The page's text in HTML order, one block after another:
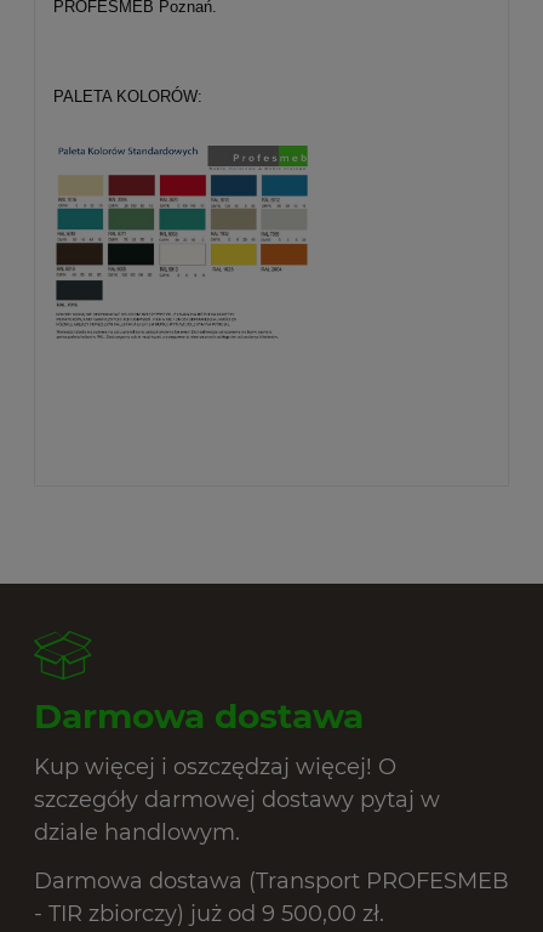
PROFESMEB Poznań.
PALETA KOLORÓW:
Darmowa dostawa
Kup więcej i oszczędzaj więcej! O
szczegóły darmowej dostawy pytaj w
dziale handlowym.
Darmowa dostawa (Transport PROFESMEB
- TIR zbiorczy) już od 9 500,00 zł.